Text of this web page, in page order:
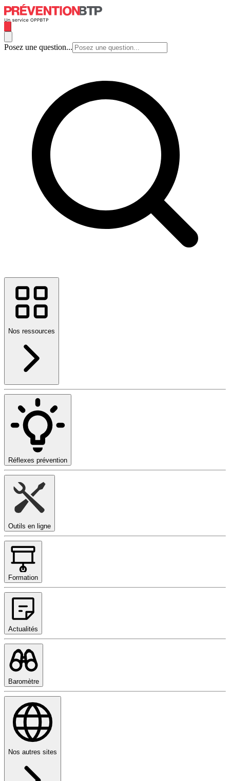
Posez une question...
Nos ressources
Réflexes prévention
Outils en ligne
Formation
Actualités
Baromètre
Nos autres sites